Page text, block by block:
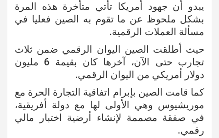
يبدو أن جهود أمريكا تأتي متأخرة هذه المرة
بشكل ملحوظ عن ما تقوم به الصين فعليا في
مسألة العملات الرقمية.
حيث أطلقت الصين اليوان الرقمي ضمن ثلاث
تجارب حتى الآن، آخرها كان بقيمة 6 مليون
دولار أمريكي من اليوان الرقمي.
كما قامت الصين بإبرام اتفاقية التجارة الحرة مع
موريشيوس وهي الأولى لها مع دولة أفريقية،
في صفقة مصممة لإنشاء أرضية اختبار مالي
رقمي.